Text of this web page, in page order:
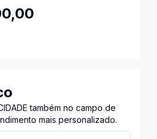
também no campo de
mais personalizado.